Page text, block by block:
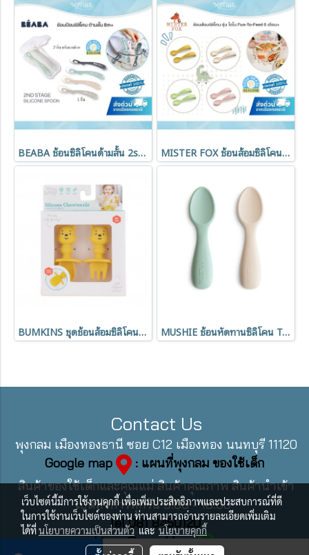
BEABA ช้อนซิลิโคนด้ามสั้น 2st Stage ปลอดภัย ไร้สารอันตราย MISTER FOX ช้อนส้อมซิลิโคน รุ่น ไดโนเสาร์ (6m+)
BUMKINS ชุดช้อนส้อมซิลิโคนหัดทาน Disney Chewtensils (6m+) MUSHIE ช้อนหัดทานซิลิโคน Toddler Starter Spoon (12m+)
Contact Us
พุงกลม เมืองทองธานี ซอย C12 เมืองทอง นนทบุรี 11120
Google map
: แผนที่พุงกลม ของใช้เด็ก
สินค้าของใช้เด็กและคุณแม่ สินค้าคุณภาพ สินค้านำเข้า
เปิดทำการทุกวัน 9:00 - 18:00
Tel 081 8450120
Line : @pungklom
เว็บไซต์นี้มีการใช้งานคุกกี้ เพื่อเพิ่มประสิทธิภาพและประสบการณ์ที่ดี
ในการใช้งานเว็บไซต์ของท่าน ท่านสามารถอ่านรายละเอียดเพิ่มเติม
ได้ที่นโยบายความเป็นส่วนตัวและนโยบายคุกกี้